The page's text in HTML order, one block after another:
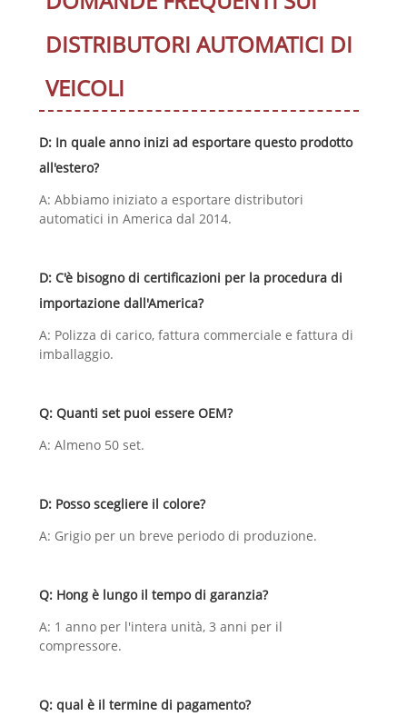
DISTRIBUTORI AUTOMATICI DI
VEICOLI
D: In quale anno inizi ad esportare questo prodotto
all'estero?
A: Abbiamo iniziato a esportare distributori
automatici in America dal 2014.
D: C'è bisogno di certificazioni per la procedura di
importazione dall'America?
A: Polizza di carico, fattura commerciale e fattura di
imballaggio.
Q: Quanti set puoi essere OEM?
A: Almeno 50 set.
D: Posso scegliere il colore?
A: Grigio per un breve periodo di produzione.
Q: Hong è lungo il tempo di garanzia?
A: 1 anno per l'intera unità, 3 anni per il
compressore.
Q: qual è il termine di pagamento?